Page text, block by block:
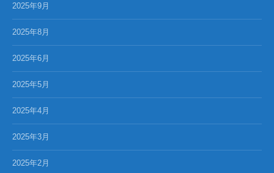
2025年9月
2025年8月
2025年6月
2025年5月
2025年4月
2025年3月
2025年2月